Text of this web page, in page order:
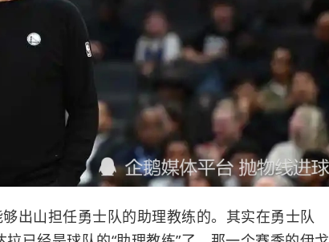
出山担任勇士队的助理教练的。其实在勇士队